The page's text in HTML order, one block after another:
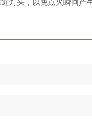
灯头，以免点火瞬间产